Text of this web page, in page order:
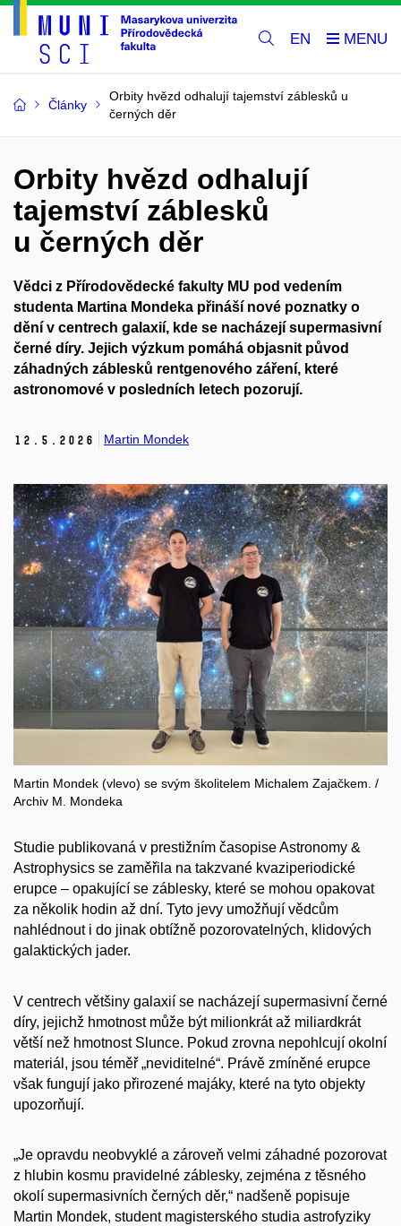
EN
Články
Orbity hvězd odhalují tajemství záblesků u
černých děr
Orbity hvězd odhalují
tajemství záblesků
u černých děr
Vědci z Přírodovědecké fakulty MU pod vedením
studenta Martina Mondeka přináší nové poznatky o
dění v centrech galaxií, kde se nacházejí supermasivní
černé díry. Jejich výzkum pomáhá objasnit původ
záhadných záblesků rentgenového záření, které
astronomové v posledních letech pozorují.
12. 5. 2026 Martin Mondek
Martin Mondek (vlevo) se svým školitelem Michalem Zajačkem. /
Archiv M. Mondeka
Studie publikovaná v prestižním časopise Astronomy &
Astrophysics se zaměřila na takzvané kvaziperiodické
erupce – opakující se záblesky, které se mohou opakovat
za několik hodin až dní. Tyto jevy umožňují vědcům
nahlédnout i do jinak obtížně pozorovatelných, klidových
galaktických jader.
V centrech většiny galaxií se nacházejí supermasivní černé
díry, jejichž hmotnost může být milionkrát až miliardkrát
větší než hmotnost Slunce. Pokud zrovna nepohlcují okolní
materiál, jsou téměř „neviditelné“. Právě zmíněné erupce
však fungují jako přirozené majáky, které na tyto objekty
upozorňují.
„Je opravdu neobvyklé a zároveň velmi záhadné pozorovat
z hlubin kosmu pravidelné záblesky, zejména z těsného
okolí supermasivních černých děr,“ nadšeně popisuje
Martin Mondek, student magisterského studia astrofyziky